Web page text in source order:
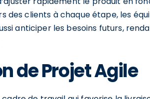
des clients à chaque étape, les
anticiper les besoins futurs,
de Projet Agile